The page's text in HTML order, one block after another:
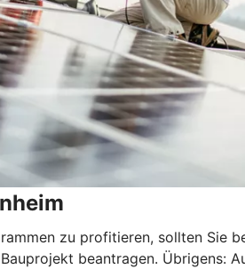
zu profitieren, sollten Sie
beantragen. Übrigens: